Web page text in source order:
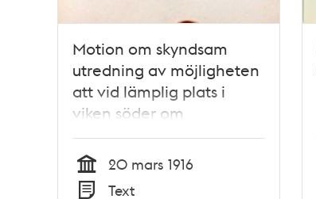
Motion om skyndsam
utredning av möjligheten
att vid lämplig plats i
viken söder om
Tranebergsbro anlägga
en fullt tidsenlig
kallbadsinrättning –
Tid
20 mars 1916
Text